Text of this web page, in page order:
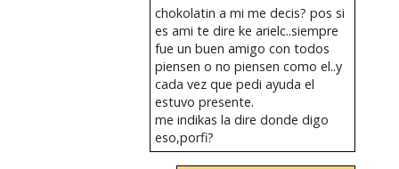
chokolatin a mi me decis? pos si
es ami te dire ke arielc..siempre
fue un buen amigo con todos
piensen o no piensen como el..y
cada vez que pedi ayuda el
estuvo presente.
me indikas la dire donde digo
eso,porfi?